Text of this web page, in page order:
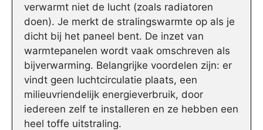
verwarmt niet de lucht (zoals radiatoren
doen). Je merkt de stralingswarmte op als je
dicht bij het paneel bent. De inzet van
warmtepanelen wordt vaak omschreven als
bijverwarming. Belangrijke voordelen zijn: er
vindt geen luchtcirculatie plaats, een
milieuvriendelijk energieverbruik, door
iedereen zelf te installeren en ze hebben een
heel toffe uitstraling.